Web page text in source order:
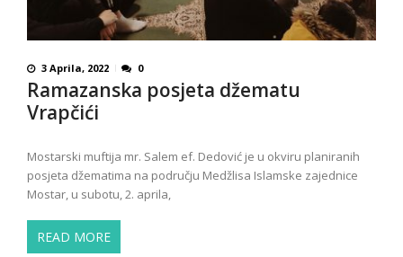
3 Aprila, 2022 0
Ramazanska posjeta džematu
Vrapčići
Mostarski muftija mr. Salem ef. Dedović je u okviru planiranih
posjeta džematima na području Medžlisa Islamske zajednice
Mostar, u subotu, 2. aprila,
READ MORE